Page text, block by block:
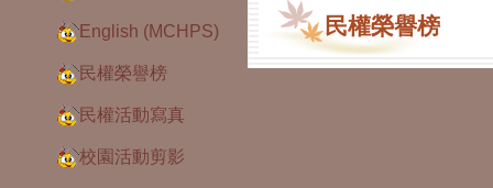
English (MCHPS)
民權榮譽榜
民權活動寫真
校園活動剪影
民權榮譽榜